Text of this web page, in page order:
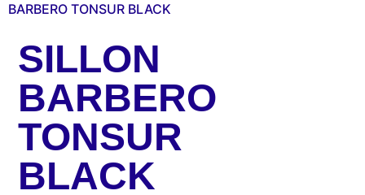
BARBERO TONSUR BLACK
SILLON
BARBERO
TONSUR
BLACK